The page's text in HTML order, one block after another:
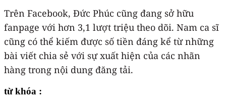
Trên Facebook, Đức Phúc cũng đang sở hữu
fanpage với hơn 3,1 lượt triệu theo dõi. Nam ca sĩ
cũng có thể kiếm được số tiền đáng kể từ những
bài viết chia sẻ với sự xuất hiện của các nhãn
hàng trong nội dung đăng tải.
từ khóa :